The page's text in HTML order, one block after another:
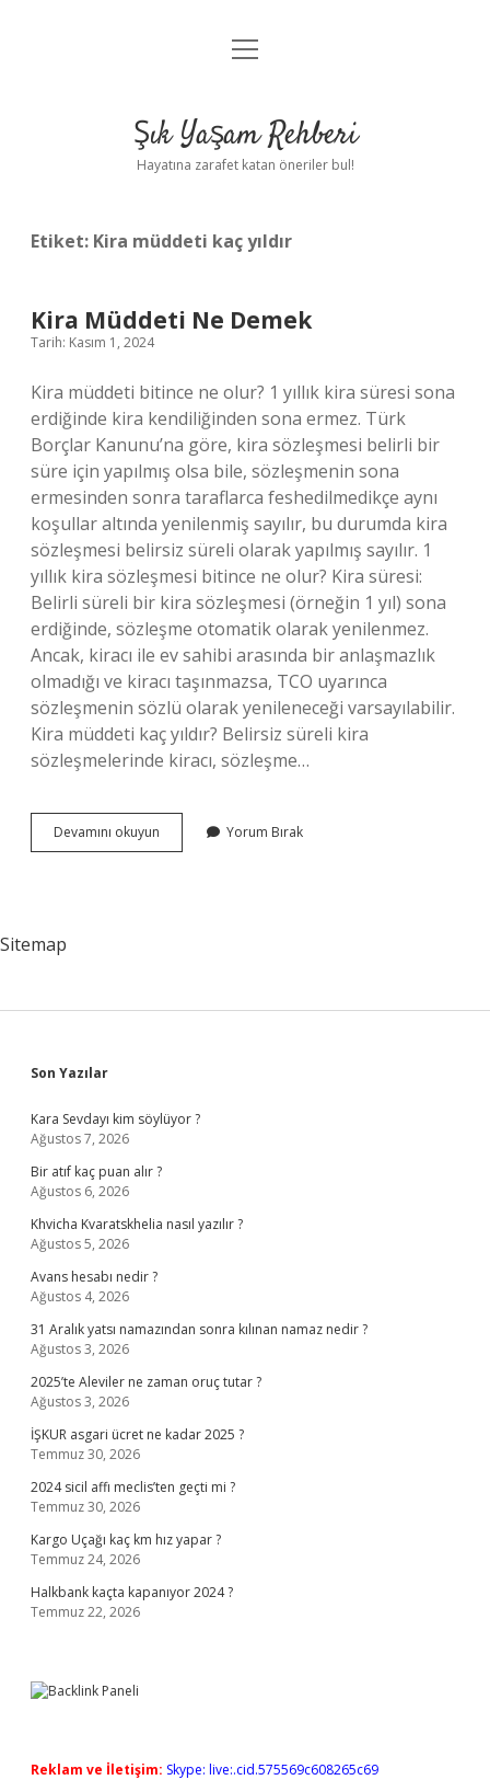
Anasayfa
Yasal Uyarı
menüyü
Şık Yaşam Rehberi
Hayatına zarafet katan öneriler bul!
Etiket: Kira müddeti kaç yıldır
Kira Müddeti Ne Demek
Tarih: Kasım 1, 2024
Kira müddeti bitince ne olur? 1 yıllık kira süresi sona
erdiğinde kira kendiliğinden sona ermez. Türk
Borçlar Kanunu’na göre, kira sözleşmesi belirli bir
süre için yapılmış olsa bile, sözleşmenin sona
ermesinden sonra taraflarca feshedilmedikçe aynı
koşullar altında yenilenmiş sayılır, bu durumda kira
sözleşmesi belirsiz süreli olarak yapılmış sayılır. 1
yıllık kira sözleşmesi bitince ne olur? Kira süresi:
Belirli süreli bir kira sözleşmesi (örneğin 1 yıl) sona
erdiğinde, sözleşme otomatik olarak yenilenmez.
Ancak, kiracı ile ev sahibi arasında bir anlaşmazlık
olmadığı ve kiracı taşınmazsa, TCO uyarınca
sözleşmenin sözlü olarak yenileneceği varsayılabilir.
Kira müddeti kaç yıldır? Belirsiz süreli kira
sözleşmelerinde kiracı, sözleşme…
Devamını okuyun
Müddeti
Yorum Bırak
Sitemap
Sidebar
Son Yazılar
Kara Sevdayı kim söylüyor ?
Ağustos 7, 2026
Bir atıf kaç puan alır ?
Ağustos 6, 2026
Khvicha Kvaratskhelia nasıl yazılır ?
Ağustos 5, 2026
Avans hesabı nedir ?
Ağustos 4, 2026
31 Aralık yatsı namazından sonra kılınan namaz nedir ?
Ağustos 3, 2026
2025’te Aleviler ne zaman oruç tutar ?
Ağustos 3, 2026
İŞKUR asgari ücret ne kadar 2025 ?
Temmuz 30, 2026
2024 sicil affı meclis’ten geçti mi ?
Temmuz 30, 2026
Kargo Uçağı kaç km hız yapar ?
Temmuz 24, 2026
Halkbank kaçta kapanıyor 2024 ?
Temmuz 22, 2026
Reklam ve İletişim: Skype: live:.cid.575569c608265c69